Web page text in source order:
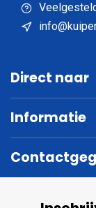
Direct naar
Informatie